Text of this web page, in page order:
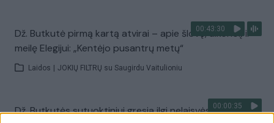
00:43:30
Dž. Butkutė pirmą kartą atvirai – apie šlovę, alkoholį ir
meilę Elegijui: „Kentėjo pusantrų metų“
Laidos JOKIŲ FILTRŲ su Saugirdu Vaitulioniu
00:00:35
Dž. Butkutės sutuoktiniui gresia ilgi nelaisvės metai: